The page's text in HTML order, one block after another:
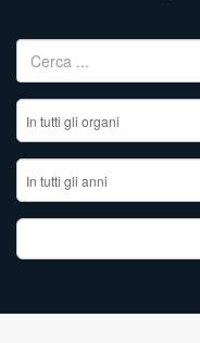
Ricerca per: